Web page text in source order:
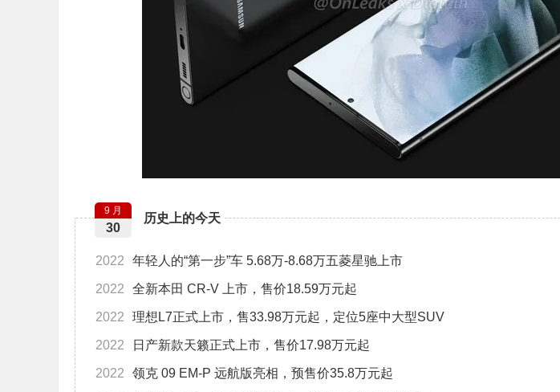
历史上的今天
9 月
30
2022 年轻人的“第一步”车 5.68万-8.68万五菱星驰上市
2022 全新本田 CR-V 上市，售价18.59万元起
2022 理想L7正式上市，售33.98万元起，定位5座中大型SUV
2022 日产新款天籁正式上市，售价17.98万元起
2022 领克 09 EM-P 远航版亮相，预售价35.8万元起